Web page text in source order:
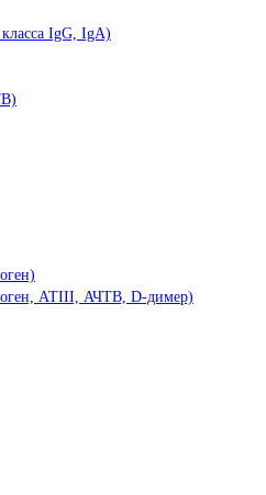
IgG, IgA)
АТIII, АЧТВ, D-димер)